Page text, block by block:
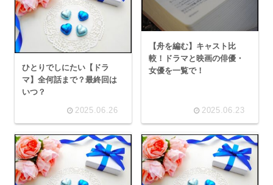
ひとりでしにたい【ドラ
マ】全何話まで？最終回は
いつ？
2025.06.26
【舟を編む】キャスト比
較！ドラマと映画の俳優・
女優を一覧で！
2025.06.23